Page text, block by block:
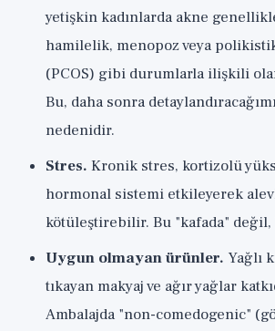
yetişkin kadınlarda akne
hamilelik, menopoz veya
(PCOS) gibi durumlarla ilişkili
Bu, daha sonra
nedenidir.
Stres. Kronik stres, kortizolü
hormonal sistemi etkileyerek
kötüleştirebilir. Bu "kafada"
Uygun olmayan ürünler. Yağlı
tıkayan makyaj ve ağır yağlar
Ambalajda "non-comedogenic"